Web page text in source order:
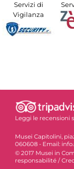
Servizi di
Vigilanza
Leggi le recensioni
Musei Capitolini,
060608 - Email:
© 2017 Musei in
responsabilité /